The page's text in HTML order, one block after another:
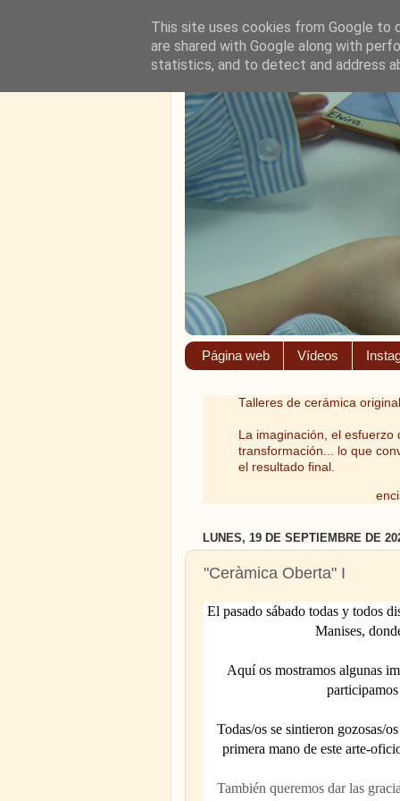
Página web Vídeos
Talleres de cerámica
La imaginación, el
transformación... lo que
el resultado final.
LUNES, 19 DE SEPTIEMBRE DE
"Ceràmica Oberta" I
El pasado sábado todas y todos
Manises,
Aquí os mostramos algunas
Todas/os se sintieron gozosas/
primera mano de este arte-
También queremos dar las
This site uses cookies from Google to
are shared with Google along with
statistics, and to detect and address